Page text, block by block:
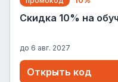
Скидка 10% на
до 6 авг. 2027
Открыть код